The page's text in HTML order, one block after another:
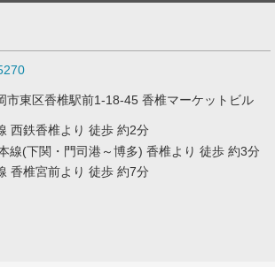
市東区香椎駅前1-18-45 香椎マーケットビル
西鉄香椎より 徒歩 約2分
線(下関・門司港～博多) 香椎より 徒歩 約3分
香椎宮前より 徒歩 約7分